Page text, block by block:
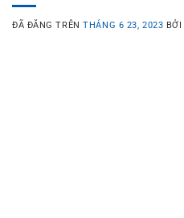
ĐÃ ĐĂNG TRÊNTHÁNG 6 23, 2023